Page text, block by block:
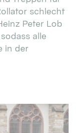
schlecht
Peter Lob
alle
in der